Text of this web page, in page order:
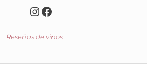
Instagram
Facebook
Reseñas de vinos